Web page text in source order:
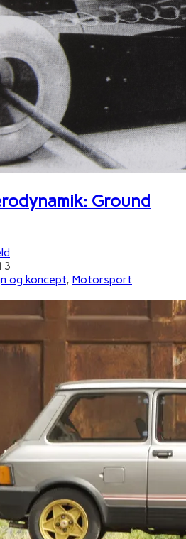
Ground
og koncept, Motorsport